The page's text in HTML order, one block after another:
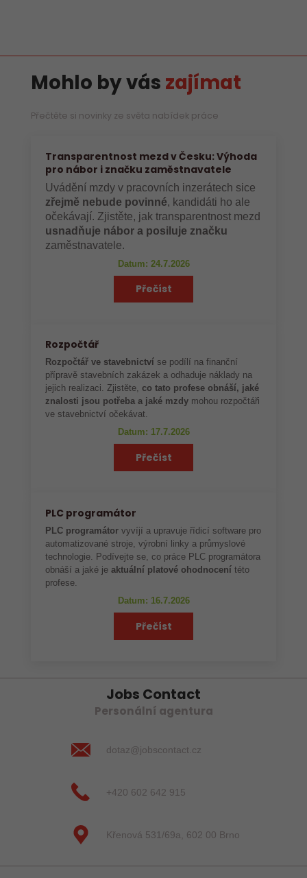
Mohlo by vás zajímat
Přečtěte si novinky ze světa nabídek práce
Transparentnost mezd v Česku: Výhoda
pro nábor i značku zaměstnavatele
Uvádění mzdy v pracovních inzerátech sice
zřejmě nebude povinné, kandidáti ho ale
očekávají. Zjistěte, jak transparentnost mezd
usnadňuje nábor a posiluje značku
zaměstnavatele.
Datum: 24.7.2026
Přečíst
Rozpočtář
Rozpočtář ve stavebnictví se podílí na finanční
přípravě stavebních zakázek a odhaduje náklady na
jejich realizaci. Zjistěte,co tato profese obnáší, jaké
znalosti jsou potřeba a jaké mzdy mohou rozpočtáři
ve stavebnictví očekávat.
Datum: 17.7.2026
Přečíst
PLC programátor
PLC programátor vyvíjí a upravuje řídicí software pro
automatizované stroje, výrobní linky a průmyslové
technologie. Podívejte se, co práce PLC programátora
obnáší a jaké je aktuální platové ohodnocení této
profese.
Datum: 16.7.2026
Přečíst
Jobs Contact
Personální agentura
dotaz@jobscontact.cz
+420 602 642 915
Křenová 531/69a, 602 00 Brno